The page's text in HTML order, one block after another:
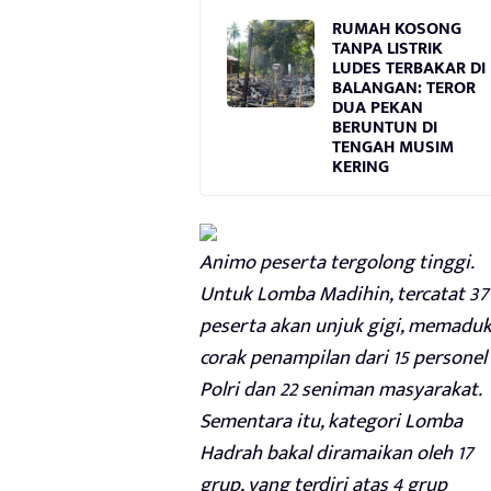
RUMAH KOSONG
TANPA LISTRIK
LUDES TERBAKAR DI
BALANGAN: TEROR
DUA PEKAN
BERUNTUN DI
TENGAH MUSIM
KERING
Animo peserta tergolong tinggi.
Untuk Lomba Madihin, tercatat 37
peserta akan unjuk gigi,
corak penampilan dari 15 personel
Polri dan 22 seniman masyarakat.
Sementara itu, kategori Lomba
Hadrah bakal diramaikan oleh 17